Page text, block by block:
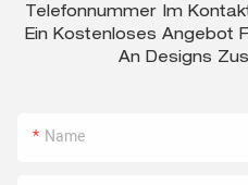
Telefonnummer Im
Ein Kostenloses Angebot
An Designs
Name